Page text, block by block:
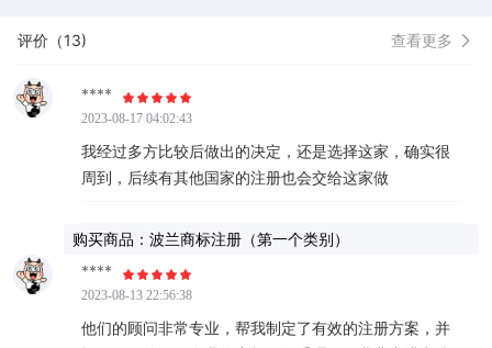
评价（13) 查看更多
****
2023-08-17 04:02:43
我经过多方比较后做出的决定，还是选择这家，确实很
周到，后续有其他国家的注册也会交给这家做
购买商品：波兰商标注册（第一个类别）
****
2023-08-13 22:56:38
他们的顾问非常专业，帮我制定了有效的注册方案，并